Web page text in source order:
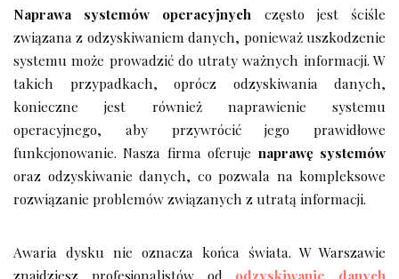
Naprawa systemów operacyjnych często jest ściśle
związana z odzyskiwaniem danych, ponieważ uszkodzenie
systemu może prowadzić do utraty ważnych informacji. W
takich przypadkach, oprócz odzyskiwania danych,
konieczne jest również naprawienie systemu
operacyjnego, aby przywrócić jego prawidłowe
funkcjonowanie. Nasza firma oferuje naprawę systemów
oraz odzyskiwanie danych, co pozwala na kompleksowe
rozwiązanie problemów związanych z utratą informacji.
Awaria dysku nie oznacza końca świata. W Warszawie
znajdziesz profesjonalistów od odzyskiwanie danych